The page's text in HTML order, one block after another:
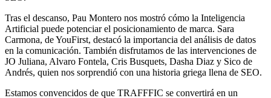
Tras el descanso, Pau Montero nos mostró cómo la Inteligencia
Artificial puede potenciar el posicionamiento de marca. Sara
Carmona, de YouFirst, destacó la importancia del análisis de datos
en la comunicación. También disfrutamos de las intervenciones de
JO Juliana, Alvaro Fontela, Cris Busquets, Dasha Diaz y Sico de
Andrés, quien nos sorprendió con una historia griega llena de SEO.
Estamos convencidos de que TRAFFFIC se convertirá en un